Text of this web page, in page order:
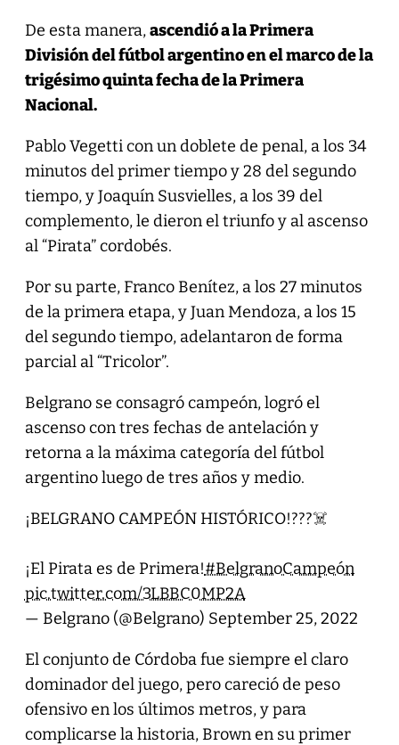
De esta manera,ascendió a la Primera
División del fútbol argentino en el marco de la
trigésimo quinta fecha de la Primera
Nacional.
Pablo Vegetti con un doblete de penal, a los 34
minutos del primer tiempo y 28 del segundo
tiempo, y Joaquín Susvielles, a los 39 del
complemento, le dieron el triunfo y al ascenso
al “Pirata” cordobés.
Por su parte, Franco Benítez, a los 27 minutos
de la primera etapa, y Juan Mendoza, a los 15
del segundo tiempo, adelantaron de forma
parcial al “Tricolor”.
Belgrano se consagró campeón, logró el
ascenso con tres fechas de antelación y
retorna a la máxima categoría del fútbol
argentino luego de tres años y medio.
¡BELGRANO CAMPEÓN HISTÓRICO!???‍☠️
¡El Pirata es de Primera!#BelgranoCampeón
pic.twitter.com/3LBBC0MP2A
— Belgrano (@Belgrano) September 25, 2022
El conjunto de Córdoba fue siempre el claro
dominador del juego, pero careció de peso
ofensivo en los últimos metros, y para
complicarse la historia, Brown en su primer